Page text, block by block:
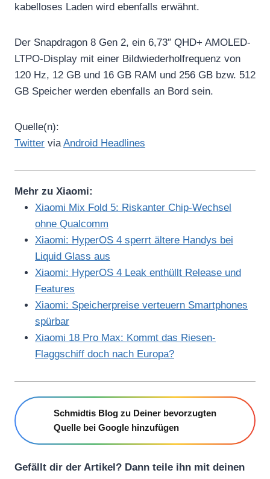
kabelloses Laden wird ebenfalls erwähnt.
Der Snapdragon 8 Gen 2, ein 6,73″ QHD+ AMOLED-
LTPO-Display mit einer Bildwiederholfrequenz von
120 Hz, 12 GB und 16 GB RAM und 256 GB bzw. 512
GB Speicher werden ebenfalls an Bord sein.
Quelle(n):
Twitter viaAndroid Headlines
Mehr zu Xiaomi:
Xiaomi Mix Fold 5: Riskanter Chip-Wechsel
ohne Qualcomm
Xiaomi: HyperOS 4 sperrt ältere Handys bei
Liquid Glass aus
Xiaomi: HyperOS 4 Leak enthüllt Release und
Features
Xiaomi: Speicherpreise verteuern Smartphones
spürbar
Xiaomi 18 Pro Max: Kommt das Riesen-
Flaggschiff doch nach Europa?
Schmidtis Blog zu Deiner bevorzugten
Quelle bei Google hinzufügen
Gefällt dir der Artikel? Dann teile ihn mit deinen